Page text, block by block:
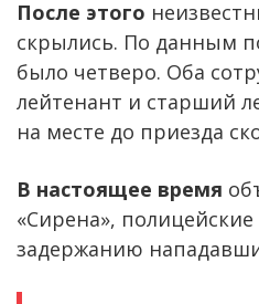
После этого
скрылись. По данным
было четверо. Оба
лейтенант и старший
на месте до приезда
В настоящее время
«Сирена»,
задержанию